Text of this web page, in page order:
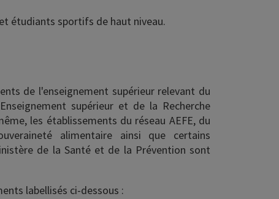
étudiants sportifs de haut niveau.
de l'enseignement supérieur relevant du
supérieur et de la Recherche
les établissements du réseau AEFE, du
alimentaire ainsi que certains
de la Santé et de la Prévention sont
labellisés ci-dessous :